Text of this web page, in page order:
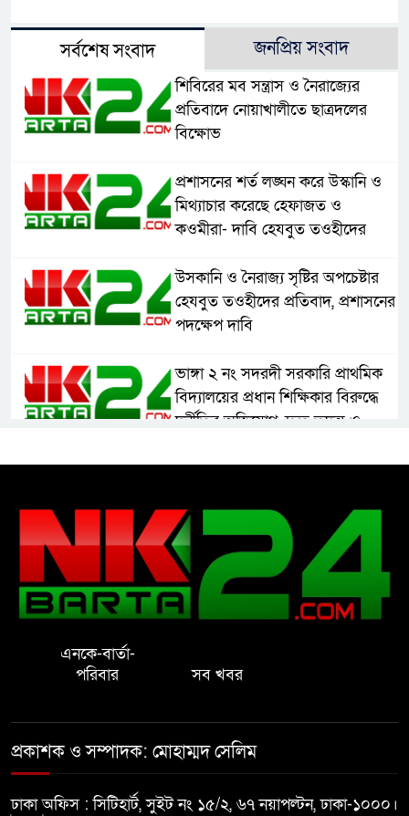
সর্বশেষ সংবাদ জনপ্রিয় সংবাদ
শিবিরের মব সন্ত্রাস ও নৈরাজ্যের
প্রতিবাদে নোয়াখালীতে ছাত্রদলের
বিক্ষোভ
প্রশাসনের শর্ত লঙ্ঘন করে উস্কানি ও
মিথ্যাচার করেছে হেফাজত ও
কওমীরা- দাবি হেযবুত তওহীদের
উসকানি ও নৈরাজ্য সৃষ্টির অপচেষ্টার
হেযবুত তওহীদের প্রতিবাদ, প্রশাসনের
পদক্ষেপ দাবি
ভাঙ্গা ২ নং সদরদী সরকারি প্রাথমিক
বিদ্যালয়ের প্রধান শিক্ষিকার বিরুদ্ধে
দুর্নীতির অভিযোগ, দ্রুত তদন্ত ও
সেলিম
নোয়াখালীতে ইসলামী মহা-সমাবেশ
সফল করতে মতবিনিময় সভা
হাতে ধর্ষণের শিকার স্কুলছাত্রী
গভীর রাতে চাচীর ঘরে ভাতিজা,
পুরুষাঙ্গ কেটে উধাও চাচী
এনকে-বার্তা-
পরিবার
সব খবর
প্রকাশক ও সম্পাদক: মোহাম্মদ সেলিম
ঢাকা অফিস : সিটিহার্ট, সুইট নং ১৫/২, ৬৭ নয়াপল্টন, ঢাকা-১০০০।